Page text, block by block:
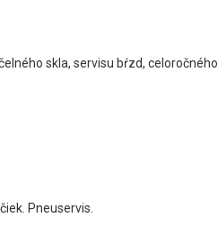
skla, servisu bŕzd, celoročného
Pneuservis.